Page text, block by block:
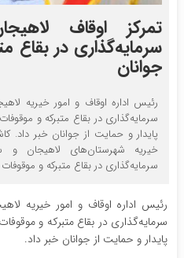
تمرکز اوقاف
سرمایه‌گذاری در بقاع
جوانان
رئیس اداره اوقاف و امور خیریه
سرمایه‌گذاری در بقاع متبرکه و
پایدار و حمایت از جوانان خبر داد.
خیریه شهرستان‌های لاهیجان
سرمایه‌گذاری در بقاع متبرکه و
رئیس اداره اوقاف و امور خیریه
سرمایه‌گذاری در بقاع متبرکه و
پایدار و حمایت از جوانان خبر داد.